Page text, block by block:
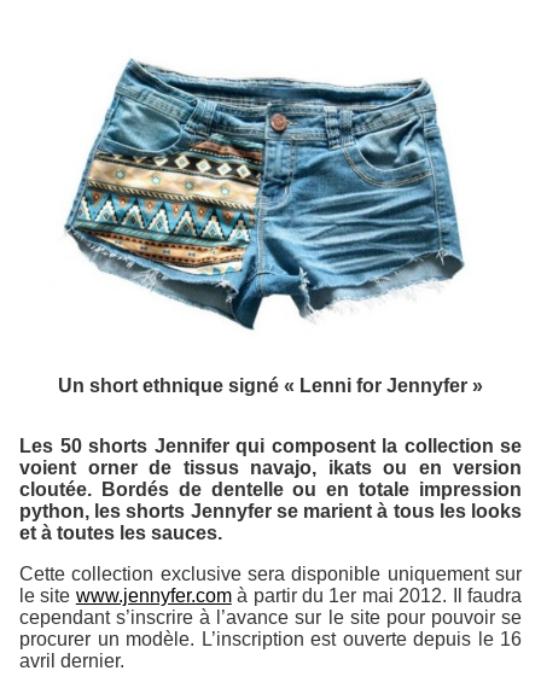
Un short ethnique signé « Lenni for Jennyfer »
Les 50 shorts Jennifer qui composent la collection se
voient orner de tissus navajo, ikats ou en version
cloutée. Bordés de dentelle ou en totale impression
python, les shorts Jennyfer se marient à tous les looks
et à toutes les sauces.
Cette collection exclusive sera disponible uniquement sur
le site www.jennyfer.comà partir du 1er mai 2012. Il faudra
cependant s’inscrire à l’avance sur le site pour pouvoir se
procurer un modèle. L’inscription est ouverte depuis le 16
avril dernier.